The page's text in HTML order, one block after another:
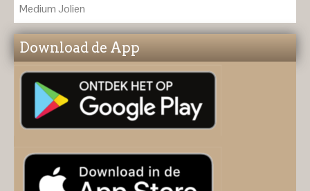
Medium Jolien
Download de App